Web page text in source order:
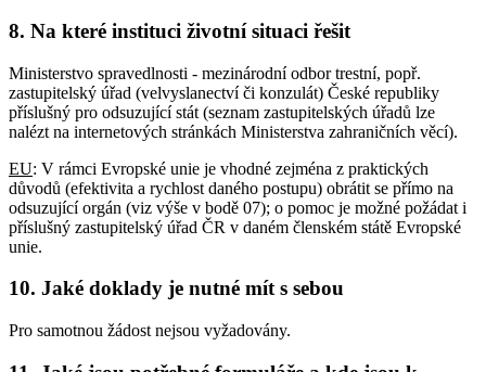
8. Na které instituci životní situaci řešit
Ministerstvo spravedlnosti - mezinárodní odbor trestní, popř.
zastupitelský úřad (velvyslanectví či konzulát) České republiky
příslušný pro odsuzující stát (seznam zastupitelských úřadů lze
nalézt na internetových stránkách Ministerstva zahraničních věcí).
EU: V rámci Evropské unie je vhodné zejména z praktických
důvodů (efektivita a rychlost daného postupu) obrátit se přímo na
odsuzující orgán (viz výše v bodě 07); o pomoc je možné požádat i
příslušný zastupitelský úřad ČR v daném členském státě Evropské
unie.
10. Jaké doklady je nutné mít s sebou
Pro samotnou žádost nejsou vyžadovány.